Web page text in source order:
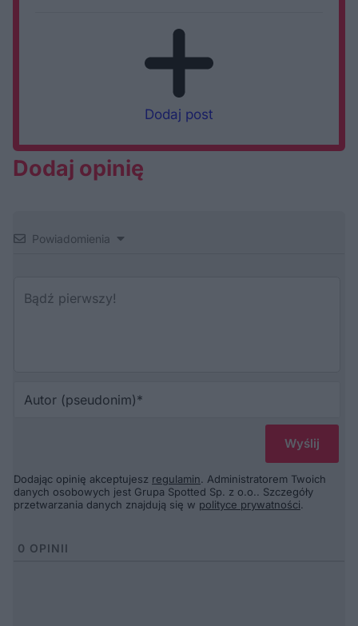
Dodaj post
Dodaj opinię
Powiadomienia
Dodając opinię akceptujesz regulamin. Administratorem Twoich
danych osobowych jest Grupa Spotted Sp. z o.o.. Szczegóły
przetwarzania danych znajdują się w polityce prywatności.
0 OPINII